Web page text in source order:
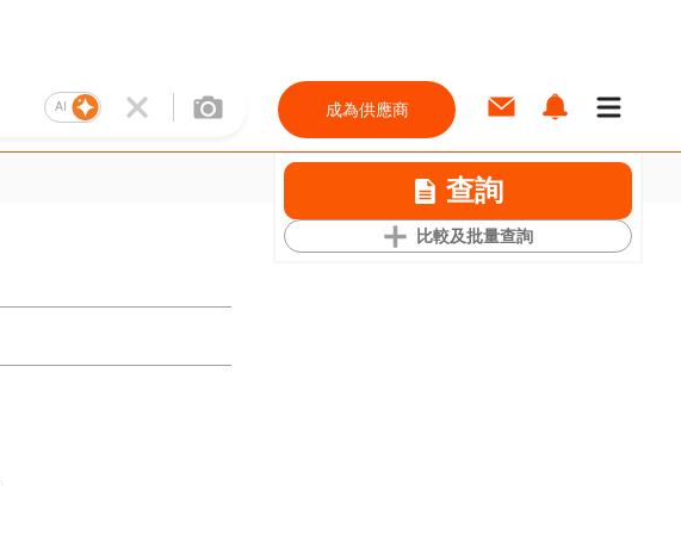
AI 成為供應商
查詢
比較及批量查詢